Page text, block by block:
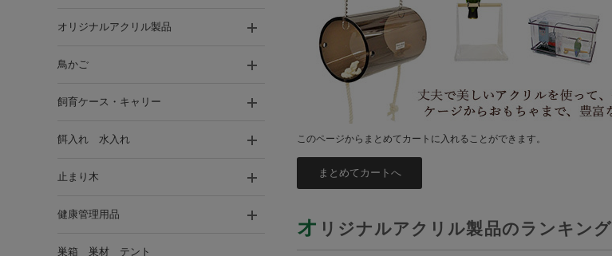
このページからまとめてカートに入れることができます。
オ リジナルアクリル製品のランキング
オリジナルアクリル製品
鳥かご
飼育ケース・キャリー
餌入れ 水入れ
止まり木
健康管理用品
巣箱 巣材 テント